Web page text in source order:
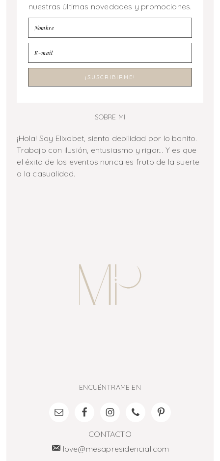
nuestras últimas novedades y promociones.
SOBRE MI
¡Hola! Soy Elixabet, siento debilidad por lo bonito.
Trabajo con ilusión, entusiasmo y rigor... Y es que
el éxito de los eventos nunca es fruto de la suerte
o la casualidad.
ENCUÉNTRAME EN
CONTACTO
love@mesapresidencial.com